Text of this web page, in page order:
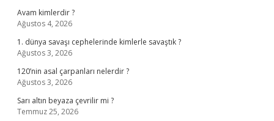
Avam kimlerdir ?
Ağustos 4, 2026
1. dünya savaşı cephelerinde kimlerle savaştık ?
Ağustos 3, 2026
120’nin asal çarpanları nelerdir ?
Ağustos 3, 2026
Sarı altın beyaza çevrilir mi ?
Temmuz 25, 2026